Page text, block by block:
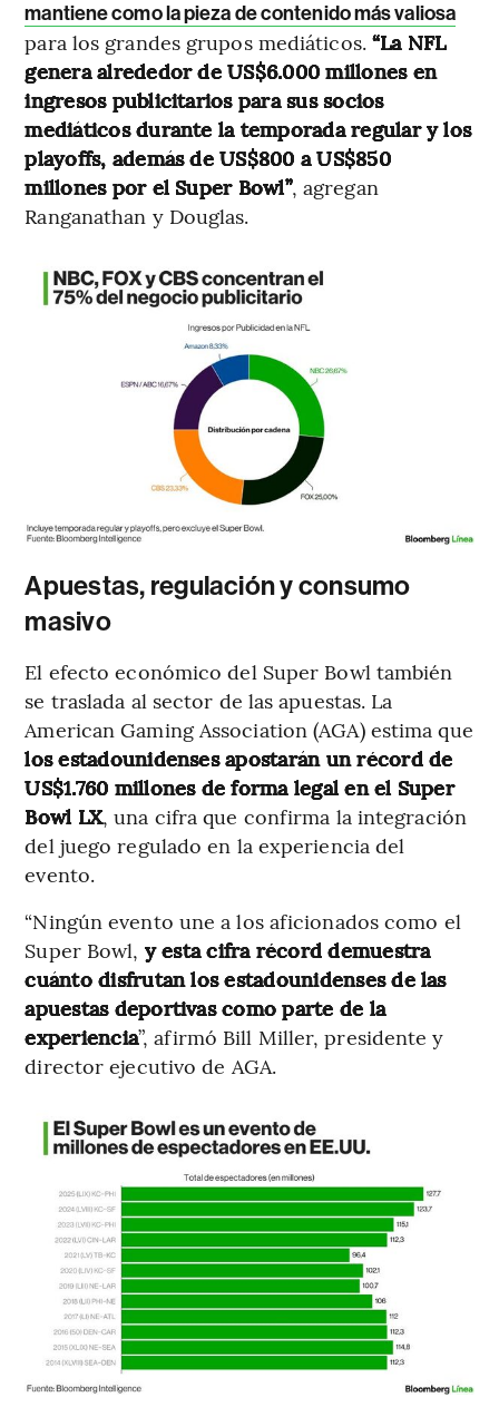
mantiene como la pieza de contenido más valiosa
para los grandes grupos mediáticos. “La NFL
genera alrededor de US$6.000 millones en
ingresos publicitarios para sus socios
mediáticos durante la temporada regular y los
playoffs, además de US$800 a US$850
millones por el Super Bowl”, agregan
Ranganathan y Douglas.
Apuestas, regulación y consumo
masivo
El efecto económico del Super Bowl también
se traslada al sector de las apuestas. La
American Gaming Association (AGA) estima que
los estadounidenses apostarán un récord de
US$1.760 millones de forma legal en el Super
Bowl LX, una cifra que confirma la integración
del juego regulado en la experiencia del
evento.
“Ningún evento une a los aficionados como el
Super Bowl, y esta cifra récord demuestra
cuánto disfrutan los estadounidenses de las
apuestas deportivas como parte de la
experiencia”, afirmó Bill Miller, presidente y
director ejecutivo de AGA.